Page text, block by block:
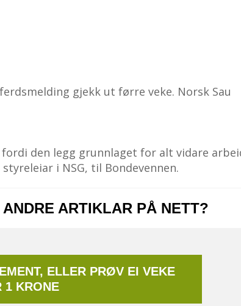
gjekk ut førre veke. Norsk Sau
den legg grunnlaget for alt vidare
i NSG, til Bondevennen.
ARTIKLAR PÅ NETT?
ELLER PRØV EI VEKE
1 KRONE